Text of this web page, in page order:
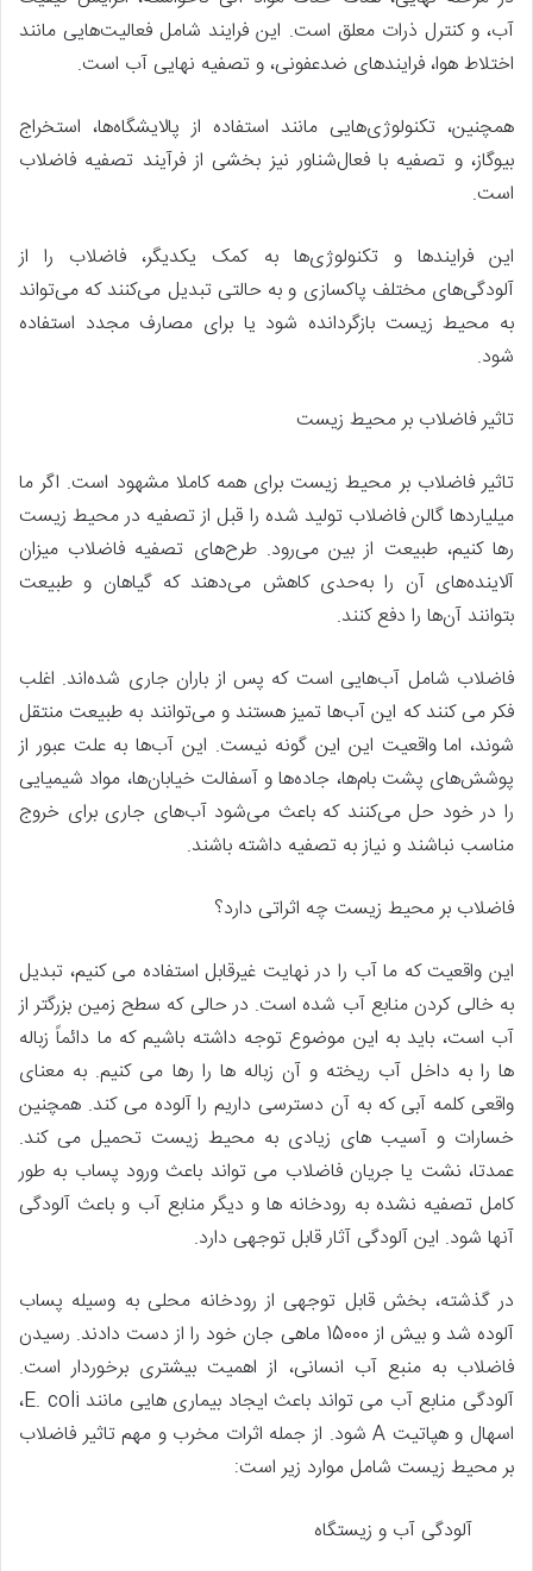
آب، و کنترل ذرات معلق است. این فرایند شامل فعالیت‌هایی مانند
اختلاط هوا، فرایندهای ضدعفونی، و تصفیه نهایی آب است.
همچنین، تکنولوژی‌هایی مانند استفاده از پالایشگاه‌ها، استخراج
بیوگاز، و تصفیه با فعال‌شناور نیز بخشی از فرآیند تصفیه فاضلاب
است.
این فرایند‌ها و تکنولوژی‌ها به کمک یکدیگر، فاضلاب را از
آلودگی‌های مختلف پاکسازی و به حالتی تبدیل می‌کنند که می‌تواند
به محیط زیست بازگردانده شود یا برای مصارف مجدد استفاده
شود.
تاثیر فاضلاب بر محیط زیست
تاثیر فاضلاب بر محیط زیست برای همه کاملا مشهود است. اگر ما
میلیاردها گالن فاضلاب تولید شده را قبل از تصفیه در محیط زیست
رها کنیم، طبیعت از بین می‌رود. طرح‌های تصفیه فاضلاب میزان
آلاینده‌های آن را به‌حدی کاهش می‌دهند که گیاهان و طبیعت
بتوانند آن‌ها را دفع کنند.
فاضلاب شامل آب‌هایی است که پس از باران جاری شده‌اند. اغلب
فکر می کنند که این آب‌ها تمیز هستند و می‌توانند به طبیعت منتقل
شوند، اما واقعیت این این گونه نیست. این آب‌ها به علت عبور از
پوشش‌های پشت بام‌ها، جاده‌ها و آسفالت خیابان‌ها، مواد شیمیایی
را در خود حل می‌کنند که باعث می‌شود آب‌های جاری برای خروج
مناسب نباشند و نیاز به تصفیه داشته باشند.
فاضلاب بر محیط زیست چه اثراتی دارد؟
این واقعیت که ما آب را در نهایت غیرقابل استفاده می کنیم، تبدیل
به خالی کردن منابع آب شده است. در حالی که سطح زمین بزرگتر از
آب است، باید به این موضوع توجه داشته باشیم که ما دائماً زباله
ها را به داخل آب ریخته و آن زباله ها را رها می کنیم. به معنای
واقعی کلمه آبی که به آن دسترسی داریم را آلوده می کند. همچنین
خسارات و آسیب های زیادی به محیط زیست تحمیل می کند.
عمدتا، نشت یا جریان فاضلاب می تواند باعث ورود پساب به طور
کامل تصفیه نشده به رودخانه ها و دیگر منابع آب و باعث آلودگی
آنها شود. این آلودگی آثار قابل توجهی دارد.
در گذشته، بخش قابل توجهی از رودخانه محلی به وسیله پساب
آلوده شد و بیش از 15000 ماهی جان خود را از دست دادند. رسیدن
فاضلاب به منبع آب انسانی، از اهمیت بیشتری برخوردار است.
آلودگی منابع آب می تواند باعث ایجاد بیماری هایی مانند E. coli،
اسهال و هپاتیت A شود. از جمله اثرات مخرب و مهم تاثیر فاضلاب
بر محیط زیست شامل موارد زیر است:
آلودگی آب و زیستگاه